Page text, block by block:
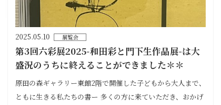
2025.05.10 展覧会
第3回六彩展2025-和田彩と門下生作品展-は大
盛況のうちに終えることができました＊＊
原田の森ギャラリー東館2階で開催した子どもから大人まで、
ともに生きる私たちの書ー 多くの方に来ていただき、おかげ